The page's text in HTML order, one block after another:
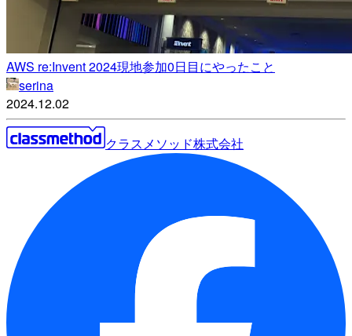
AWS re:Invent 2024現地参加0日目にやったこと
serina
2024.12.02
クラスメソッド株式会社